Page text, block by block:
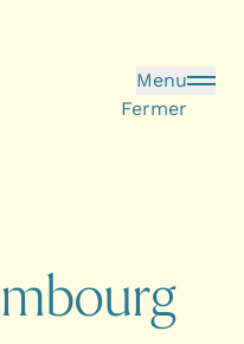
Menu
Fermer
mbourg